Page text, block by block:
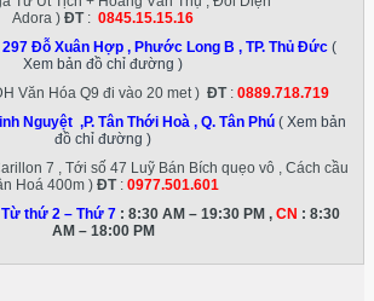
Adora ) ĐT: 0845.15.15.16
Đỗ Xuân Hợp , Phước Long B , TP. Thủ Đức (
Xem bản đồ chỉ đường )
Văn Hóa Q9 đi vào 20 met ) ĐT: 0889.718.719
Nguyệt ,P. Tân Thới Hoà , Q. Tân Phú ( Xem bản
đồ chỉ đường )
7 , Tới số 47 Luỹ Bán Bích quẹo vô , Cách cầu
Hoá 400m ) ĐT: 0977.501.601
Từ thứ 2 – Thứ 7: 8:30 AM – 19:30 PM , CN : 8:30
AM – 18:00 PM